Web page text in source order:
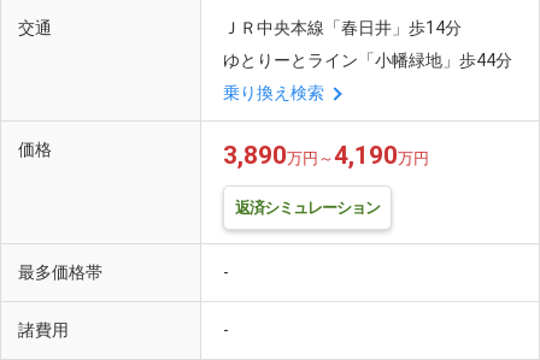
交通
ＪＲ中央本線「春日井」歩14分
ゆとりーとライン「小幡緑地」歩44分
乗り換え検索
価格 3,890万円～ 4,190万円
返済シミュレーション
最多価格帯 -
諸費用 -